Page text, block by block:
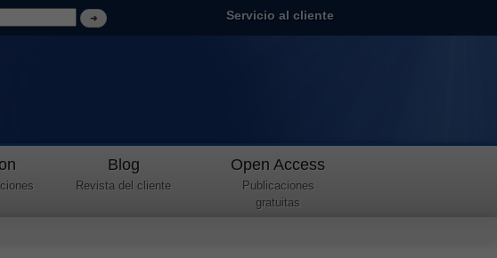
Servicio al cliente
Blog
Revista del cliente
Open Access
Publicaciones
gratuitas